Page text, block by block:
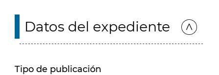
Datos del expediente
Tipo de publicación